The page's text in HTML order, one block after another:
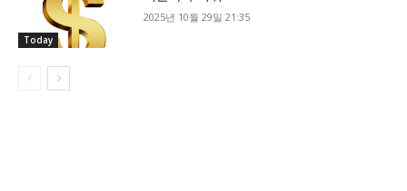
Today
2025년 10월 29일 21:35